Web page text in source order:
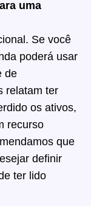
uma
. Se você
poderá usar
de
relatam ter
os ativos,
recurso
que
definir
ter lido